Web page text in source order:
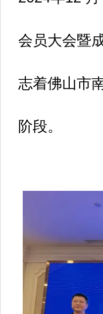
会员大会暨
志着佛山市
阶段。